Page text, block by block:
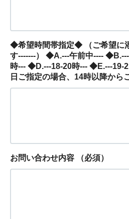
◆希望時間帯指定◆ （ご希望に
す-------） ◆A.---午前中----
時--- ◆D.---18-20時--- ◆E.---19-
日ご指定の場合、14時以降から
お問い合わせ内容 （必須）